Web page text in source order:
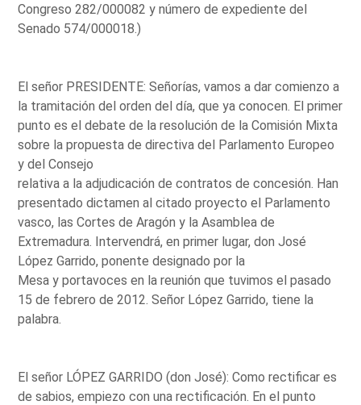
Congreso 282/000082 y número de expediente del
Senado 574/000018.)
El señor PRESIDENTE: Señorías, vamos a dar comienzo a
la tramitación del orden del día, que ya conocen. El primer
punto es el debate de la resolución de la Comisión Mixta
sobre la propuesta de directiva del Parlamento Europeo
y del Consejo
relativa a la adjudicación de contratos de concesión. Han
presentado dictamen al citado proyecto el Parlamento
vasco, las Cortes de Aragón y la Asamblea de
Extremadura. Intervendrá, en primer lugar, don José
López Garrido, ponente designado por la
Mesa y portavoces en la reunión que tuvimos el pasado
15 de febrero de 2012. Señor López Garrido, tiene la
palabra.
El señor LÓPEZ GARRIDO (don José): Como rectificar es
de sabios, empiezo con una rectificación. En el punto